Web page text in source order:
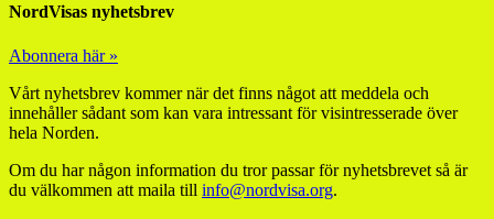
NordVisas nyhetsbrev
Abonnera här »
Vårt nyhetsbrev kommer när det finns något att meddela och
innehåller sådant som kan vara intressant för visintresserade över
hela Norden.
Om du har någon information du tror passar för nyhetsbrevet så är
du välkommen att maila till info@nordvisa.org.